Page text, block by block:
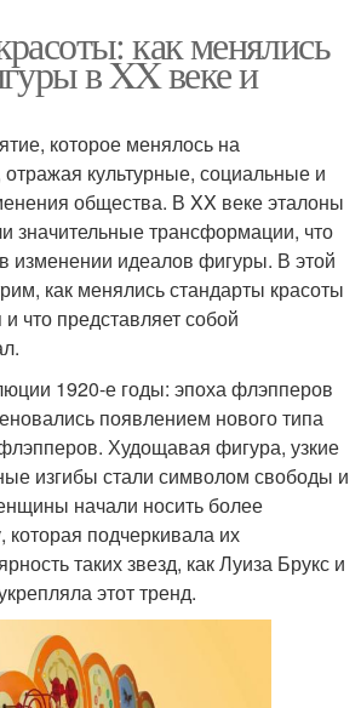
как менялись
в XX веке и
которое менялось на
культурные, социальные и
общества. В XX веке эталоны
значительные трансформации, что
изменении идеалов фигуры. В этой
как менялись стандарты красоты
и что представляет собой
1920-е годы: эпоха флэпперов
появлением нового типа
Худощавая фигура, узкие
изгибы стали символом свободы и
начали носить более
подчеркивала их
таких звезд, как Луиза Брукс и
этот тренд.